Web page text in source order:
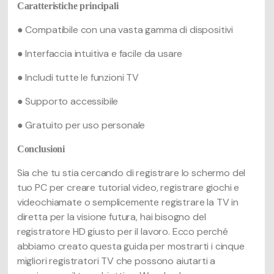
Caratteristiche principali
● Compatibile con una vasta gamma di dispositivi
● Interfaccia intuitiva e facile da usare
● Includi tutte le funzioni TV
● Supporto accessibile
● Gratuito per uso personale
Conclusioni
Sia che tu stia cercando di registrare lo schermo del
tuo PC per creare tutorial video, registrare giochi e
videochiamate o semplicemente registrare la TV in
diretta per la visione futura, hai bisogno del
registratore HD giusto per il lavoro. Ecco perché
abbiamo creato questa guida per mostrarti i cinque
migliori registratori TV che possono aiutarti a